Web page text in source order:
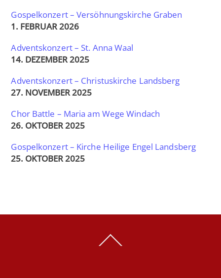
Gospelkonzert – Versöhnungskirche Graben
1. FEBRUAR 2026
Adventskonzert – St. Anna Waal
14. DEZEMBER 2025
Adventskonzert – Christuskirche Landsberg
27. NOVEMBER 2025
Chor Battle – Maria am Wege Windach
26. OKTOBER 2025
Gospelkonzert – Kirche Heilige Engel Landsberg
25. OKTOBER 2025
To